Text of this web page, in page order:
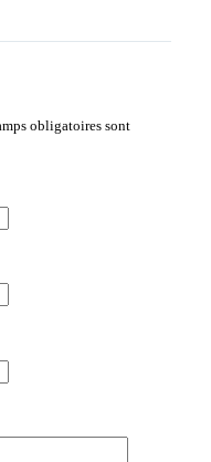
obligatoires sont